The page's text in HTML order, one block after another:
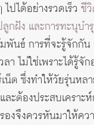
ปได้อย่างรวดเร็ว ชี
กฝัง และการทะนุบำ
พันธ์ การที่จะรู้จักกั
า ไม่ใช่เพราะได้รู้จั
เน็ต ซึ่งทำให้วัยรุ่นห
ละต้องประสบเคราะ
งจึงควรหันมาให้คว